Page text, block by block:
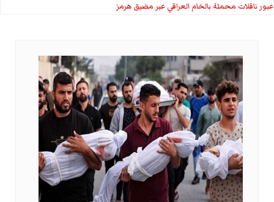
عبور ناقلات محملة بالخام العراقي عبر مضيق هرمز